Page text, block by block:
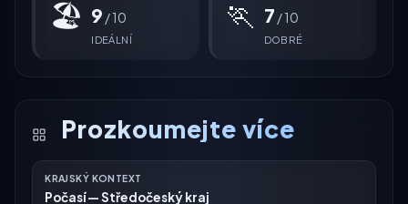
🏖 9 / 10
IDEÁLNÍ
🏃 7 / 10
DOBRÉ
Prozkoumejte více
KRAJSKÝ KONTEXT
Počasí — Středočeský kraj